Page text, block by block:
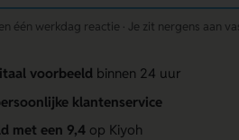
één werkdag reactie · Je zit nergens aan
voorbeeldbinnen 24 uur
klantenservice
met een 9,4op Kiyoh